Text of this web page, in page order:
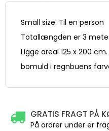
Small size. Til en person
Totallængden er 3
Ligge areal 125 x 200 cm.
bomuld i regnbuens
GRATIS FRAGT PÅ
På ordrer under er